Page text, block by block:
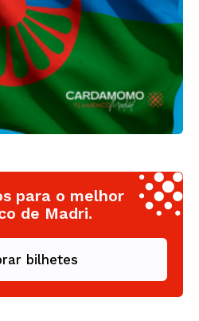
para o melhor
de Madri.
bilhetes